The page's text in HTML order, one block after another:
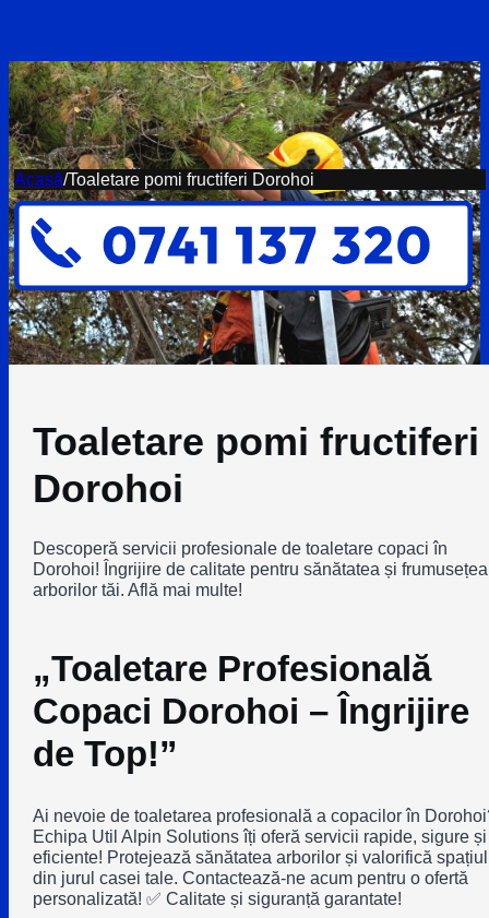
Acasă/Toaletare pomi fructiferi Dorohoi
Toaletare pomi fructiferi
Dorohoi
Descoperă servicii profesionale de toaletare copaci în
Dorohoi! Îngrijire de calitate pentru sănătatea și frumusețea
arborilor tăi. Află mai multe!
„Toaletare Profesională
Copaci Dorohoi – Îngrijire
de Top!”
Ai nevoie de toaletarea profesională a copacilor în
Echipa Util Alpin Solutions îți oferă servicii rapide, sigure și
eficiente! Protejează sănătatea arborilor și valorifică spațiul
din jurul casei tale. Contactează-ne acum pentru o ofertă
personalizată! ✅ Calitate și siguranță garantate!